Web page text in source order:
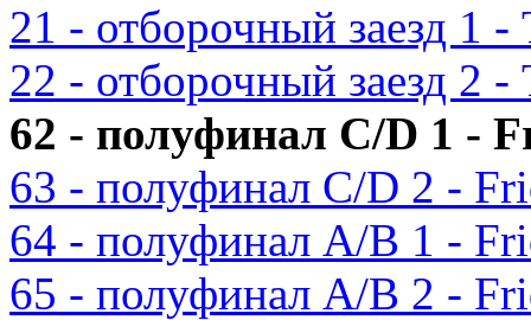
21 - отборочный заезд 1
22 - отборочный заезд 2
62 - полуфинал C/D 1 -
63 - полуфинал C/D 2 -
64 - полуфинал A/B 1 -
65 - полуфинал A/B 2 -